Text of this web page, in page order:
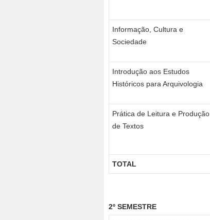
Informação, Cultura e
Sociedade
Introdução aos Estudos
Históricos para Arquivologia
Prática de Leitura e Produção
de Textos
TOTAL
2º SEMESTRE